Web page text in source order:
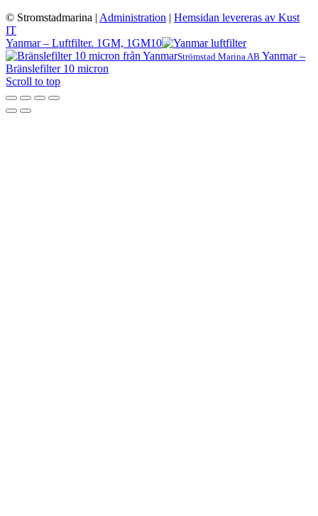
© Stromstadmarina | Administration | Hemsidan levereras av Kust
IT
Yanmar – Luftfilter. 1GM, 1GM10
Strömstad Marina AB Yanmar –
Bränslefilter 10 micron
Scroll to top